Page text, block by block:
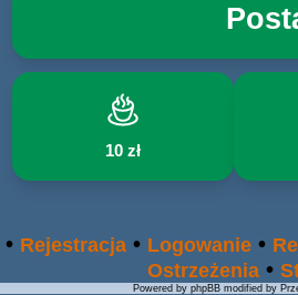
10 zł
• Rejestracja • Logowanie •
Ostrzeżenia •
Powered by phpBB modified by